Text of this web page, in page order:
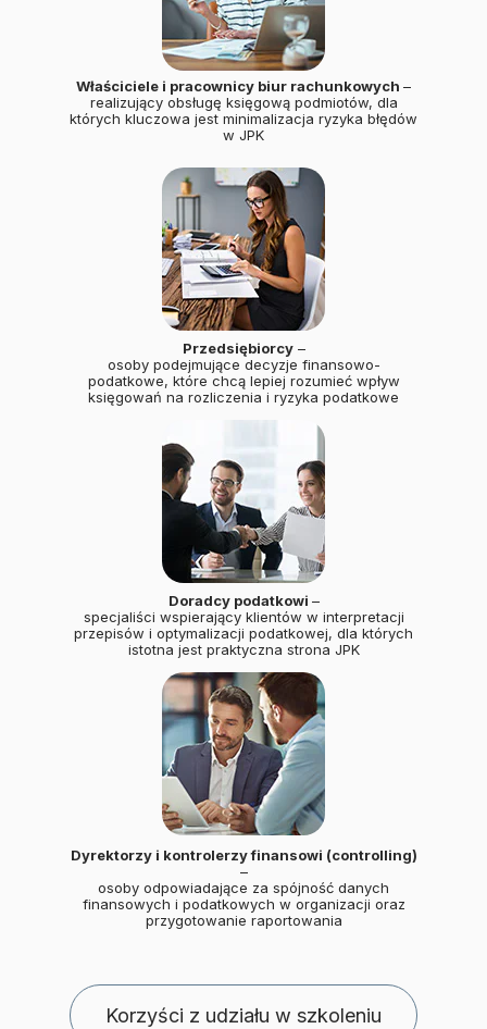
Właściciele i pracownicy biur rachunkowych –
realizujący obsługę księgową podmiotów, dla
których kluczowa jest minimalizacja ryzyka błędów
w JPK
Przedsiębiorcy–
osoby podejmujące decyzje finansowo-
podatkowe, które chcą lepiej rozumieć wpływ
księgowań na rozliczenia i ryzyka podatkowe
Doradcy podatkowi –
specjaliści wspierający klientów w interpretacji
przepisów i optymalizacji podatkowej, dla których
istotna jest praktyczna strona JPK
Dyrektorzy i kontrolerzy finansowi (controlling)
–
osoby odpowiadające za spójność danych
finansowych i podatkowych w organizacji oraz
przygotowanie raportowania
Korzyści z udziału w szkoleniu